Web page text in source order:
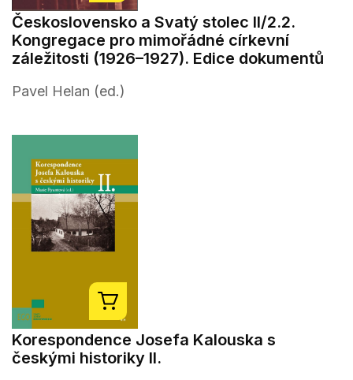
Československo a Svatý stolec II/2.2.
Kongregace pro mimořádné církevní
záležitosti (1926–1927). Edice dokumentů
Pavel Helan (ed.)
Korespondence Josefa Kalouska s
českými historiky II.